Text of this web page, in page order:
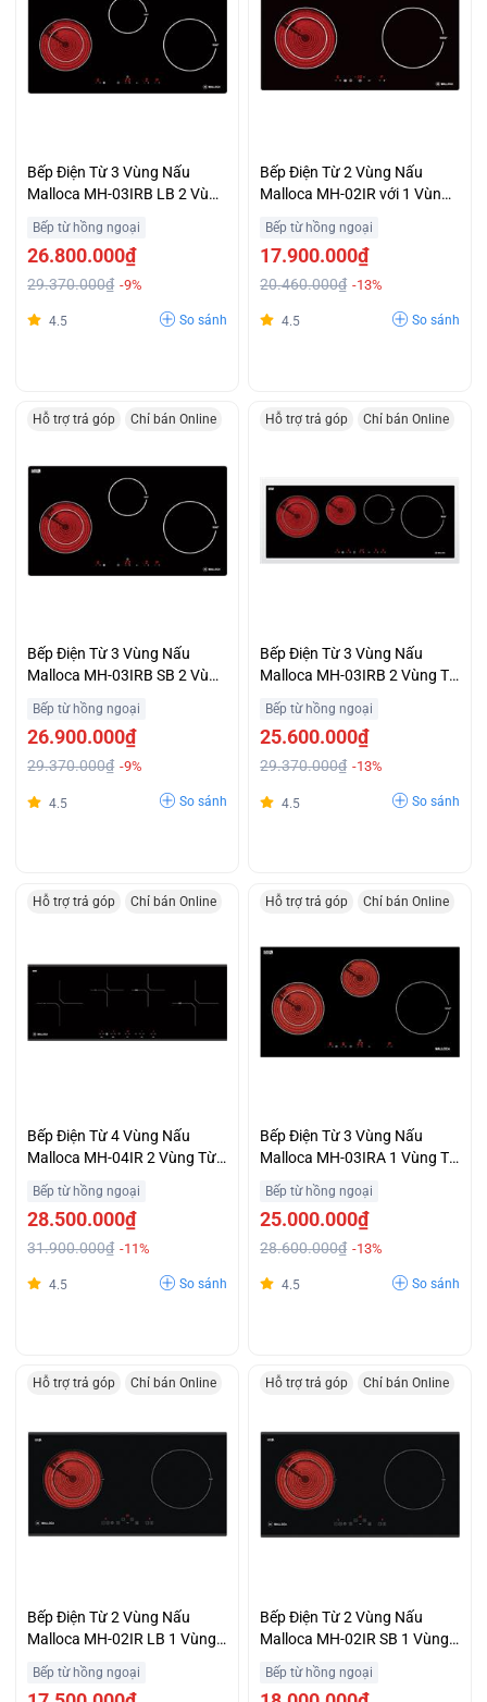
Bếp Điện Từ 3 Vùng Nấu
Malloca MH-03IRB LB 2 Vùng
Bếp từ hồng ngoại
26.800.000₫
29.370.000₫ -9%
4.5 So sánh
Bếp Điện Từ 2 Vùng Nấu
Malloca MH-02IR với 1 Vùng
Trợ Trả Góp
Bếp từ hồng ngoại
17.900.000₫
20.460.000₫ -13%
4.5 So sánh
Hỗ trợ trả góp Chỉ bán Online
Bếp Điện Từ 3 Vùng Nấu
Malloca MH-03IRB SB 2 Vùng
Từ 1 Vùng Điện Hỗ Trợ Trả
Góp
Bếp từ hồng ngoại
26.900.000₫
29.370.000₫ -9%
4.5 So sánh
Hỗ trợ trả góp Chỉ bán Online
Bếp Điện Từ 3 Vùng Nấu
Malloca MH-03IRB 2 Vùng Từ
1 Vùng Điện Hỗ Trợ Trả Góp
Bếp từ hồng ngoại
25.600.000₫
29.370.000₫ -13%
4.5 So sánh
Hỗ trợ trả góp Chỉ bán Online
Bếp Điện Từ 4 Vùng Nấu
Malloca MH-04IR 2 Vùng Từ
Bếp từ hồng ngoại
28.500.000₫
31.900.000₫ -11%
4.5 So sánh
Hỗ trợ trả góp Chỉ bán Online
Bếp Điện Từ 3 Vùng Nấu
Malloca MH-03IRA 1 Vùng Từ
Bất Ngờ
Bếp từ hồng ngoại
25.000.000₫
28.600.000₫ -13%
4.5 So sánh
Hỗ trợ trả góp Chỉ bán Online
Bếp Điện Từ 2 Vùng Nấu
Malloca MH-02IR LB 1 Vùng
Từ 1 Vùng Hồng Ngoại Ưu
Đãi Đặc Biệt
Bếp từ hồng ngoại
Hỗ trợ trả góp Chỉ bán Online
Bếp Điện Từ 2 Vùng Nấu
Malloca MH-02IR SB 1 Vùng
Từ 1 Vùng Hồng Ngoại
Khuyến Mãi Hấp Dẫn
Bếp từ hồng ngoại